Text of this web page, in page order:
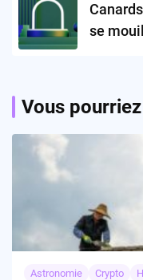
se
Vous
Astronomie Crypto